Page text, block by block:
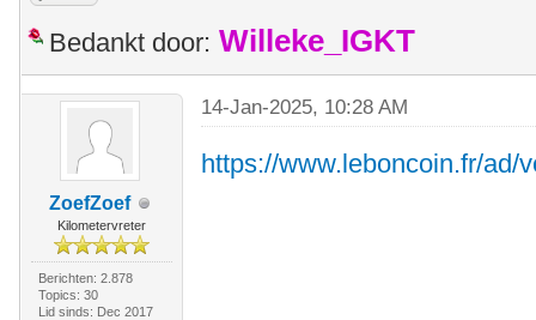
Bedankt door: Willeke_IGKT
ZoefZoef
Kilometervreter
Berichten: 2.878
Topics: 30
Lid sinds: Dec 2017
14-Jan-2025, 10:28 AM
https://www.leboncoin.fr/ad/